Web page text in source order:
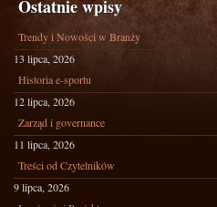
Ostatnie wpisy
Trendy i Nowości w Branży
13 lipca, 2026
Historia e-sportu
12 lipca, 2026
Zarząd i governance
11 lipca, 2026
Treści od Czytelników
9 lipca, 2026